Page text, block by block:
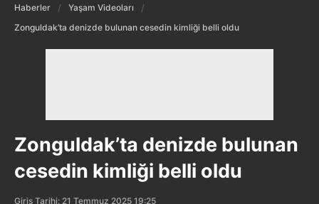
Haberler
Yaşam Videoları
Zonguldak’ta denizde bulunan cesedin kimliği belli oldu
Zonguldak’ta denizde bulunan
cesedin kimliği belli oldu
Giriş Tarihi: 21 Temmuz 2025 19:25